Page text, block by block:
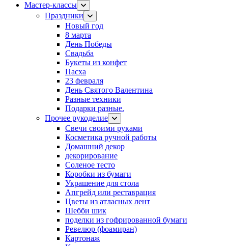
Мастер-классы
Праздники
Новый год
8 марта
День Победы
Свадьба
Букеты из конфет
Пасха
23 февраля
День Святого Валентина
Разные техники
Подарки разные.
Прочее рукоделие
Свечи своими руками
Косметика ручной работы
Домашний декор
декорирование
Соленое тесто
Коробки из бумаги
Украшение для стола
Апгрейд или реставрация
Цветы из атласных лент
Шебби шик
поделки из гофрированной бумаги
Ревелюр (фоамиран)
Картонаж